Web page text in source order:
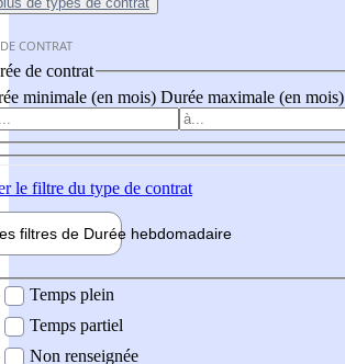
CONTRAT
de contrat
minimale (en mois) Durée maximale (en mois)
le filtre du type de contrat
filtres de Durée hebdomadaire
Temps plein
Temps partiel
Non renseignée